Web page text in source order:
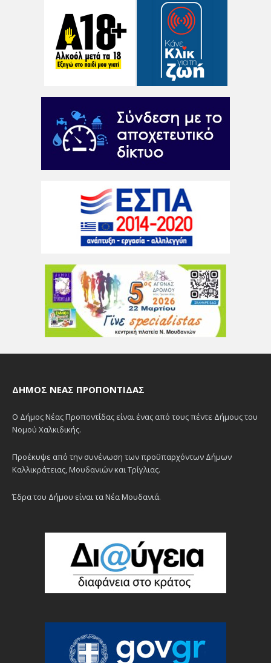
ΔΉΜΟΣ ΝΈΑΣ ΠΡΟΠΟΝΤΊΔΑΣ
Ο Δήμος Νέας Προποντίδας είναι ένας από τους πέντε Δήμους του
Νομού Χαλκιδικής.
Προέκυψε από την συνένωση των προϋπαρχόντων Δήμων
Καλλικράτειας, Μουδανιών και Τρίγλιας.
Έδρα του Δήμου είναι τα Νέα Μουδανιά.